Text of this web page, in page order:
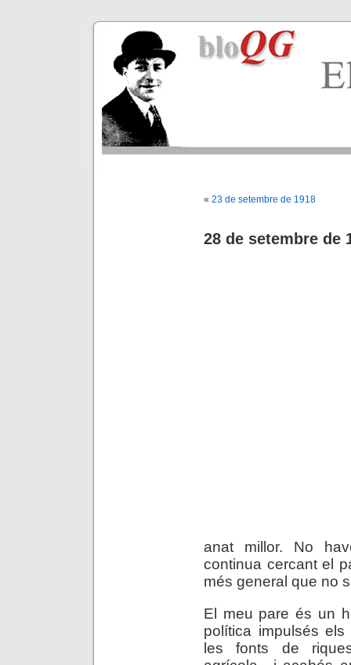
« 23 de setembre de 1918
28 de setembre de
anat millor. No
continua cercant el
més general que no
El meu pare és un
política impulsés
les fonts de